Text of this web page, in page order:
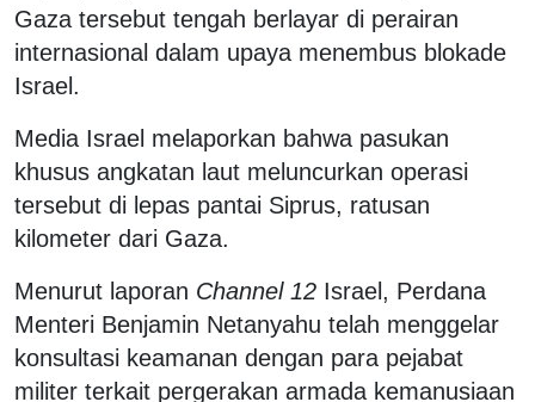
Gaza tersebut tengah berlayar di perairan
internasional dalam upaya menembus blokade
Israel.
Media Israel melaporkan bahwa pasukan
khusus angkatan laut meluncurkan operasi
tersebut di lepas pantai Siprus, ratusan
kilometer dari Gaza.
Menurut laporan Channel 12 Israel, Perdana
Menteri Benjamin Netanyahu telah menggelar
konsultasi keamanan dengan para pejabat
militer terkait pergerakan armada kemanusiaan